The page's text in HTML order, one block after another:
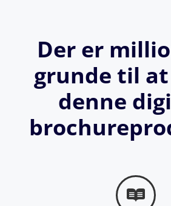
Der er
grunde til
denne